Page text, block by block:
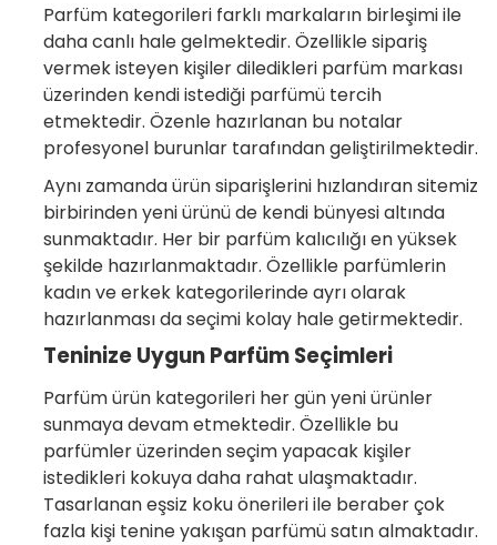
Parfüm kategorileri farklı markaların birleşimi ile
daha canlı hale gelmektedir. Özellikle sipariş
vermek isteyen kişiler diledikleri parfüm markası
üzerinden kendi istediği parfümü tercih
etmektedir. Özenle hazırlanan bu notalar
profesyonel burunlar tarafından geliştirilmektedir.
Aynı zamanda ürün siparişlerini hızlandıran sitemiz
birbirinden yeni ürünü de kendi bünyesi altında
sunmaktadır. Her bir parfüm kalıcılığı en yüksek
şekilde hazırlanmaktadır. Özellikle parfümlerin
kadın ve erkek kategorilerinde ayrı olarak
hazırlanması da seçimi kolay hale getirmektedir.
Teninize Uygun Parfüm Seçimleri
Parfüm ürün kategorileri her gün yeni ürünler
sunmaya devam etmektedir. Özellikle bu
parfümler üzerinden seçim yapacak kişiler
istedikleri kokuya daha rahat ulaşmaktadır.
Tasarlanan eşsiz koku önerileri ile beraber çok
fazla kişi tenine yakışan parfümü satın almaktadır.